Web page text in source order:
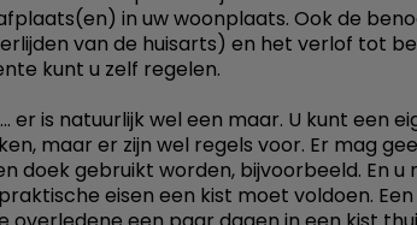
in uw woonplaats. Ook de
van de huisarts) en het verlof tot
kunt u zelf regelen.
er is natuurlijk wel een maar. U kunt een
maar er zijn wel regels voor. Er mag
doek gebruikt worden, bijvoorbeeld. En
eisen een kist moet voldoen.